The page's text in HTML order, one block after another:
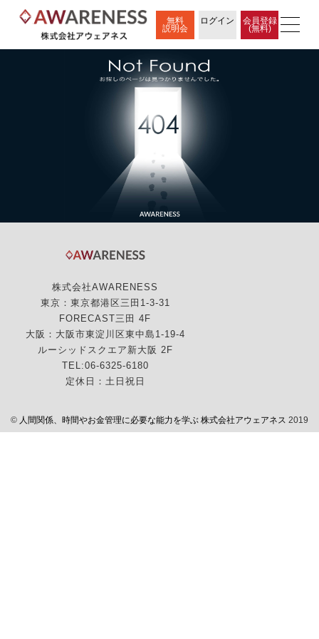
無料
説明会
ログイン
会員登録
(無料)
株式会社AWARENESS
東京：東京都港区三田1-3-31
FORECAST三田 4F
大阪：大阪市東淀川区東中島1-19-4
ルーシッドスクエア新大阪 2F
TEL:06-6325-6180
定休日：土日祝日
© 人間関係、時間やお金管理に必要な能力を学ぶ 株式会社アウェアネス 2019